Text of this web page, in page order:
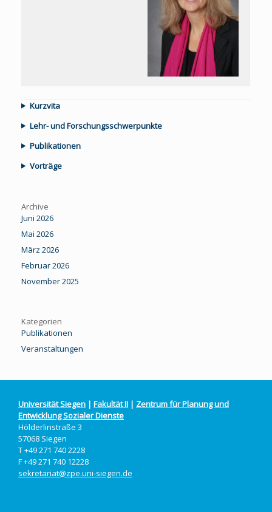
Kurzvita
Lehr- und Forschungsschwerpunkte
Publikationen
Vorträge
Archive
Juni 2026
Mai 2026
März 2026
Februar 2026
November 2025
Kategorien
Publikationen
Veranstaltungen
Universität Siegen | Fakultät II | Zentrum für Planung und
Entwicklung Sozialer Dienste
Hölderlinstraße 3
57068 Siegen
T +49 271 740 2228
F +49 271 740 12228
sekretariat@zpe.uni-siegen.de